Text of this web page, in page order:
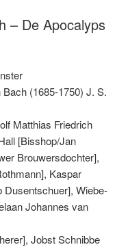
– De Apocalyps
(1685-1750) J. S.
Matthias Friedrich
[Bisshop/Jan
Brouwersdochter],
Kaspar
Wiebe-
Johannes van
Jobst Schnibbe